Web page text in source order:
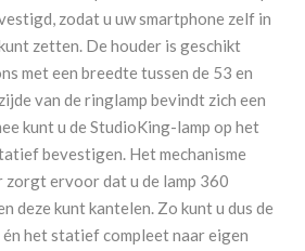
zodat u uw smartphone zelf in
zetten. De houder is geschikt
met een breedte tussen de 53 en
van de ringlamp bevindt zich een
kunt u de StudioKing-lamp op het
bevestigen. Het mechanisme
zorgt ervoor dat u de lamp 360
deze kunt kantelen. Zo kunt u dus de
én het statief compleet naar eigen